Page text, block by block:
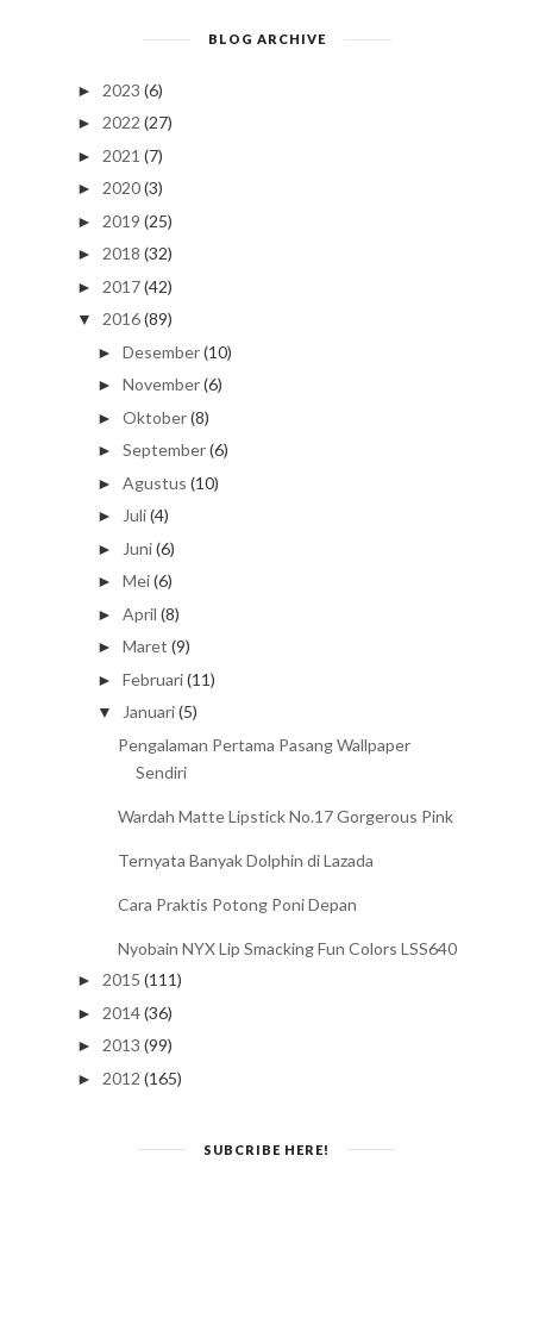
BLOG ARCHIVE
► 2023 (6)
► 2022 (27)
► 2021 (7)
► 2020(3)
► 2019 (25)
► 2018 (32)
► 2017(42)
▼ 2016(89)
► Desember(10)
► November(6)
► Oktober(8)
► September(6)
► Agustus (10)
► Juli(4)
► Juni(6)
► Mei(6)
► April (8)
► Maret (9)
► Februari(11)
▼ Januari(5)
Pengalaman Pertama Pasang Wallpaper
Sendiri
Wardah Matte Lipstick No.17 Gorgerous Pink
Ternyata Banyak Dolphin di Lazada
Cara Praktis Potong Poni Depan
Nyobain NYX Lip Smacking Fun Colors LSS640
► 2015 (111)
► 2014(36)
► 2013 (99)
► 2012 (165)
SUBCRIBE HERE!